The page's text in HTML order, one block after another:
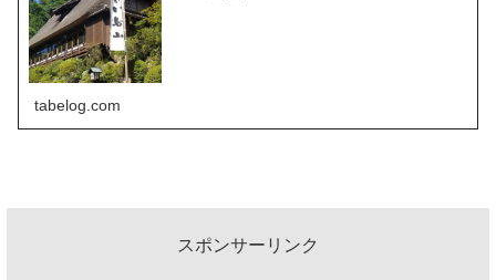
tabelog.com
スポンサーリンク